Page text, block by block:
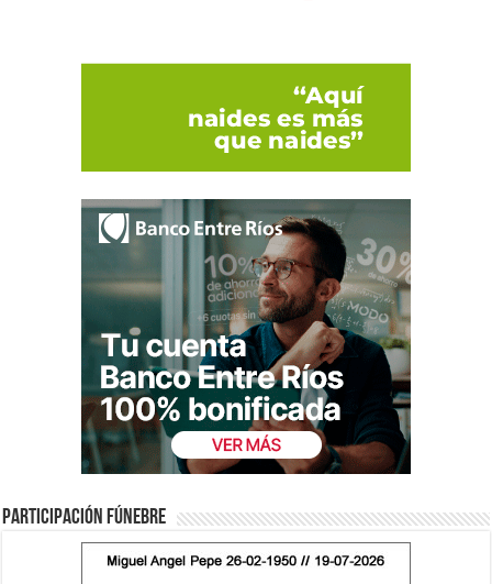
Participación fúnebre